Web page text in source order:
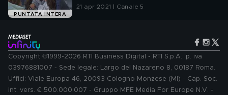
PUNTATA INTERA
21 apr 2021 | Canale 5
Copyright ©1999-2026 RTI Business Digital - RTI S.p.A.: p. iva
03976881007 - Sede legale: Largo del Nazareno 8, 00187 Roma.
Uffici: Viale Europa 46, 20093 Cologno Monzese (MI) - Cap. Soc.
int. vers. € 500.000.007 - Gruppo MFE Media For Europe N.V. -